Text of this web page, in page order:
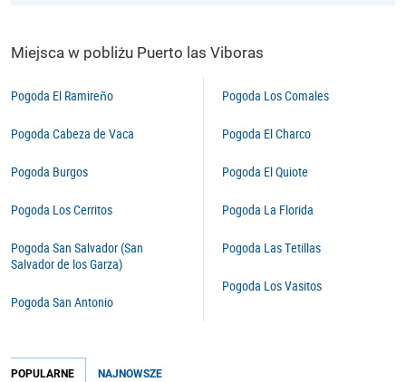
Miejsca w pobliżu Puerto las Viboras
Pogoda El Ramireño
Pogoda Cabeza de Vaca
Pogoda Burgos
Pogoda Los Cerritos
Pogoda San Salvador (San
Salvador de los Garza)
Pogoda San Antonio
Pogoda Los Comales
Pogoda El Charco
Pogoda El Quiote
Pogoda La Florida
Pogoda Las Tetillas
Pogoda Los Vasitos
POPULARNE NAJNOWSZE